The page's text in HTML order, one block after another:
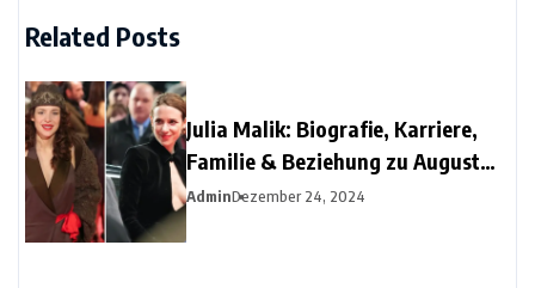
Related Posts
Julia Malik: Biografie, Karriere,
Familie & Beziehung zu August
Diehl
AdminDezember 24, 2024